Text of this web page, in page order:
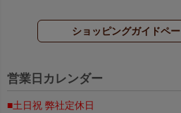
ショッピングガイドペ
営業日カレンダー
■土日祝 弊社定休日